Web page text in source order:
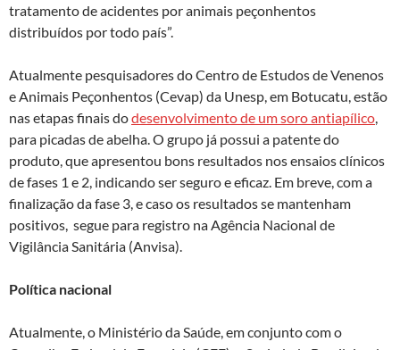
tratamento de acidentes por animais peçonhentos
distribuídos por todo país”.
Atualmente pesquisadores do Centro de Estudos de Venenos
e Animais Peçonhentos (Cevap) da Unesp, em Botucatu, estão
nas etapas finais dodesenvolvimento de um soro antiapílico,
para picadas de abelha. O grupo já possui a patente do
produto, que apresentou bons resultados nos ensaios clínicos
de fases 1 e 2, indicando ser seguro e eficaz. Em breve, com a
finalização da fase 3, e caso os resultados se mantenham
positivos, segue para registro na Agência Nacional de
Vigilância Sanitária (Anvisa).
Política nacional
Atualmente, o Ministério da Saúde, em conjunto com o